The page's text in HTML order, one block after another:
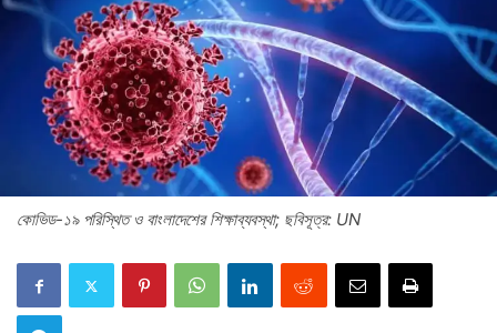
কোভিড-১৯ পরিস্থিত ও বাংলাদেশের শিক্ষাব্যবস্থা; ছবিসূত্র: UN